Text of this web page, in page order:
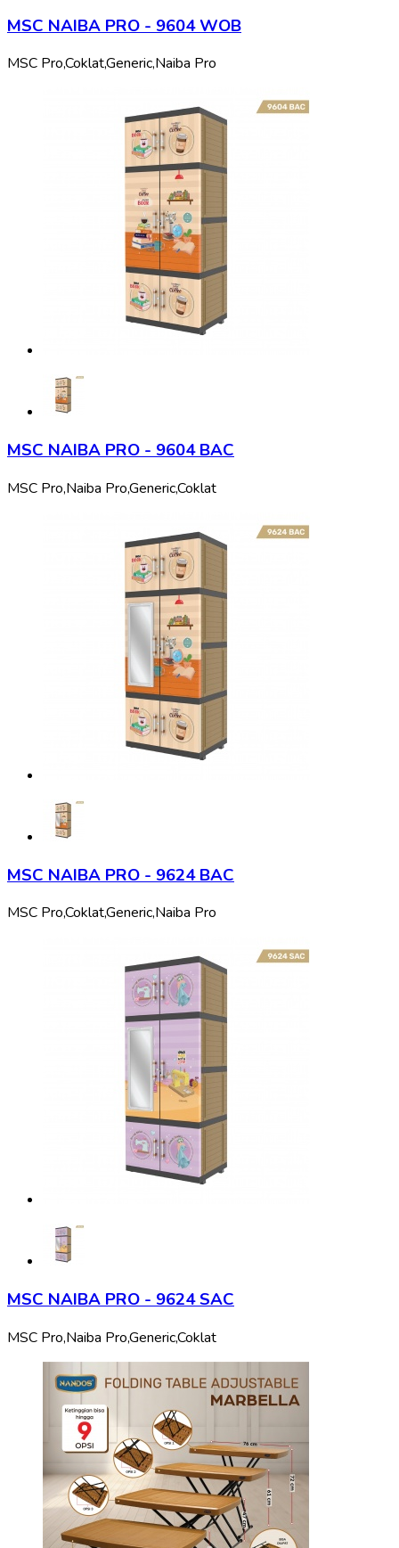
MSC NAIBA PRO - 9604 WOB
MSC Pro,Coklat,Generic,Naiba Pro
MSC NAIBA PRO - 9604 BAC
MSC Pro,Naiba Pro,Generic,Coklat
MSC NAIBA PRO - 9624 BAC
MSC Pro,Coklat,Generic,Naiba Pro
MSC NAIBA PRO - 9624 SAC
MSC Pro,Naiba Pro,Generic,Coklat